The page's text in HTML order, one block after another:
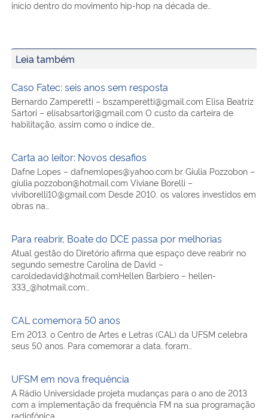
início dentro do movimento hip-hop na década de…
Leia também
Caso Fatec: seis anos sem resposta
Bernardo Zamperetti – bszamperetti@gmail.com Elisa Beatriz
Sartori – elisabsartori@gmail.com O custo da carteira de
habilitação, assim como o índice de…
Carta ao leitor: Novos desafios
Dafne Lopes – dafnemlopes@yahoo.com.br Giulia Pozzobon –
giulia.pozzobon@hotmail.com Viviane Borelli –
viviborelli10@gmail.com Desde 2010, os valores investidos em
obras na…
Para reabrir, Boate do DCE passa por melhorias
Atual gestão do Diretório afirma que espaço deve reabrir no
segundo semestre Carolina de David –
caroldedavid@hotmail.comHellen Barbiero – hellen-
333_@hotmail.com…
CAL comemora 50 anos
Em 2013, o Centro de Artes e Letras (CAL) da UFSM celebra
seus 50 anos. Para comemorar a data, foram…
UFSM em nova frequência
A Rádio Universidade projeta mudanças para o ano de 2013
com a implementação da frequência FM na sua programação
radiofônica.…